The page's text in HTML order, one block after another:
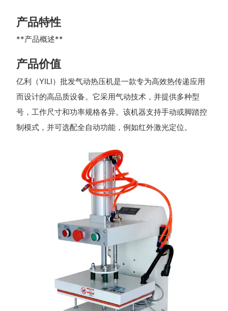
产品特性
**产品概述**
产品价值
亿利（YILI）批发气动热压机是一款专为高效热传递应用
而设计的高品质设备。它采用气动技术，并提供多种型
号，工作尺寸和功率规格各异。该机器支持手动或脚踏控
制模式，并可选配全自动功能，例如红外激光定位。